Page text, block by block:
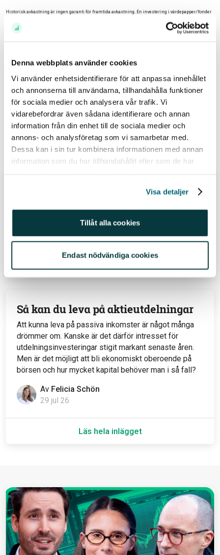
Denna webbplats använder cookies
Vi använder enhetsidentifierare för att anpassa innehållet
och annonserna till användarna, tillhandahålla funktioner
för sociala medier och analysera vår trafik. Vi
vidarebefordrar även sådana identifierare och annan
information från din enhet till de sociala medier och
annons- och analysföretag som vi samarbetar med.
Dessa kan i sin tur kombinera informationen med annan
information som du har tillhandahållit eller som de har
Visa detaljer
Tillåt alla cookies
Endast nödvändiga cookies
Historisk avkastning är ingen garanti för framtida avkastning. En investering i värdepapper/fonder
kan både öka och minska i värde och det är inte säkert att du får tillbaka det investerade kapitalet.
slutsatser som framkommer i bloggen är skribentens egna och skall inte ses som investeringsråd
och/eller åsikter från Avanza.
Relaterade ämnen
#tjejersomsparar (51) Aktier (488) Fonder (435)
Relaterade inlägg
Felicia Schön
31 jul 26
Juli 2026 – aktierna & fonderna som
Av Felicia Schön
29 jul 26
Så kan du leva på aktieutdelningar
Att kunna leva på passiva inkomster är något många
drömmer om. Kanske är det därför intresset för
utdelningsinvesteringar stigit markant senaste åren.
Men är det möjligt att bli ekonomiskt oberoende på
börsen och hur mycket kapital behöver man i så fall?
Läs hela inlägget